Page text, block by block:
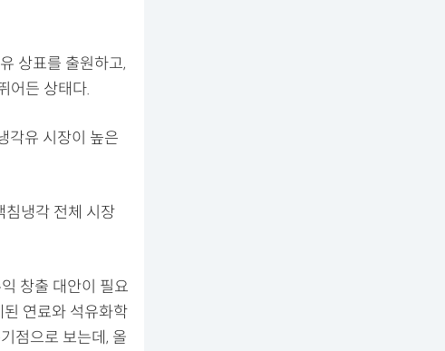
상표를 출원하고,
어든 상태다.
각유 시장이 높은
냉각 전체 시장
창출 대안이 필요
연료와 석유화학
점으로 보는데, 올